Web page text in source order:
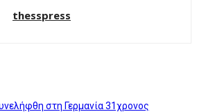
thesspress
στη Γερμανία 31χρονος